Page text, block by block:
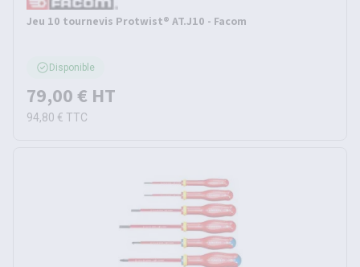
Jeu 10 tournevis Protwist® AT.J10 - Facom
Disponible
79,00 € HT
94,80 € TTC